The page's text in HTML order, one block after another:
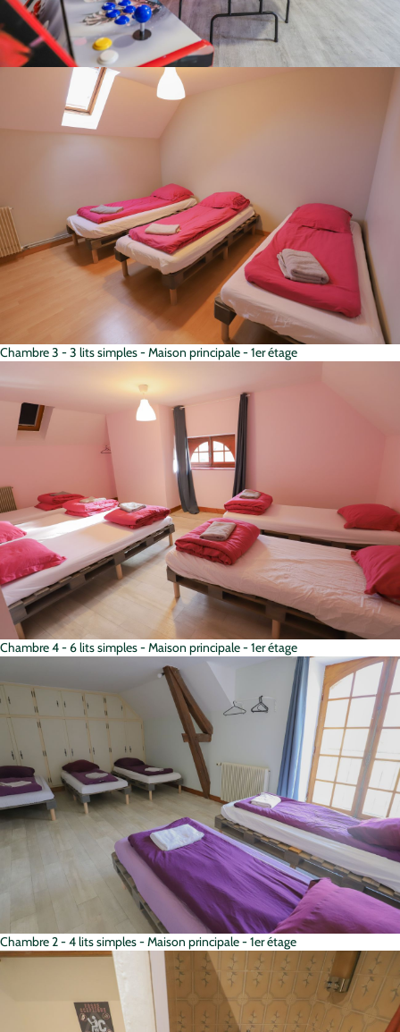
Chambre 3 - 3 lits simples - Maison principale - 1er étage
Chambre 4 - 6 lits simples - Maison principale - 1er étage
Chambre 2 - 4 lits simples - Maison principale - 1er étage